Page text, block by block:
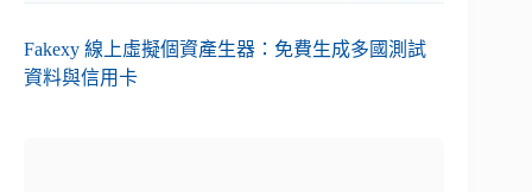
Fakexy 線上虛擬個資產生器：免費生成多國測試
資料與信用卡